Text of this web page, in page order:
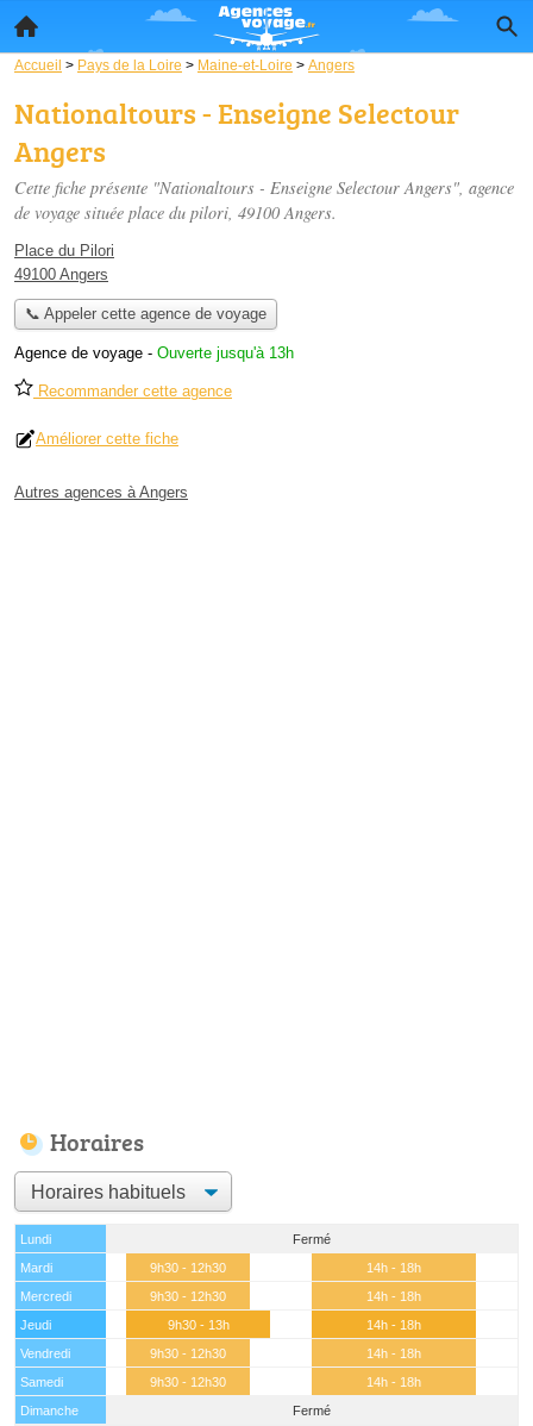
Accueil > Pays de la Loire > Maine-et-Loire > Angers
Nationaltours - Enseigne Selectour
Angers
Cette fiche présente "Nationaltours - Enseigne Selectour Angers", agence
de voyage située place du pilori, 49100 Angers.
Place du Pilori
49100 Angers
📞 Appeler cette agence de voyage
Agence de voyage - Ouverte jusqu'à 13h
Recommander cette agence
Améliorer cette fiche
Autres agences à Angers
Horaires
Lundi
Fermé
Mardi
9h30 - 12h30
14h - 18h
Mercredi
9h30 - 12h30
14h - 18h
Jeudi
9h30 - 13h
14h - 18h
Vendredi
9h30 - 12h30
14h - 18h
Samedi
9h30 - 12h30
14h - 18h
Dimanche
Fermé